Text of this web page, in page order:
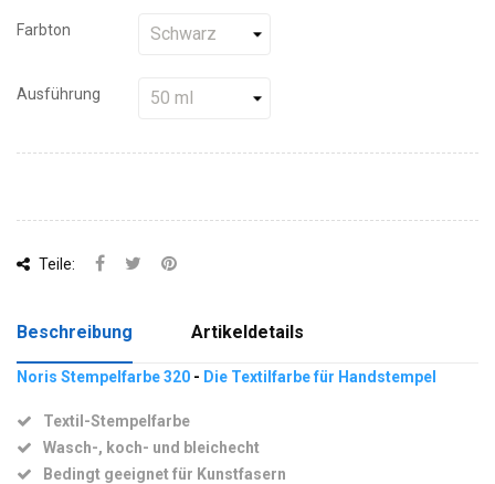
Farbton
Ausführung
Teile:
Beschreibung Artikeldetails
Noris Stempelfarbe 320 - Die Textilfarbe für Handstempel
Textil-Stempelfarbe
Wasch-, koch- und bleichecht
Bedingt geeignet für Kunstfasern